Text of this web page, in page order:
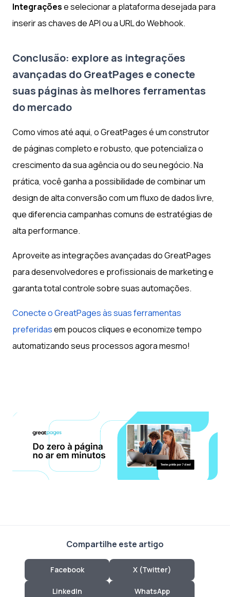
Integraçõese selecionar a plataforma desejada para
inserir as chaves de API ou a URL do Webhook.
Conclusão: explore as integrações
avançadas do GreatPages e conecte
suas páginas às melhores ferramentas
do mercado
Como vimos até aqui, o GreatPages é um construtor
de páginas completo e robusto, que potencializa o
crescimento da sua agência ou do seu negócio. Na
prática, você ganha a possibilidade de combinar um
design de alta conversão com um fluxo de dados livre,
que diferencia campanhas comuns de estratégias de
alta performance.
Aproveite as integrações avançadas do GreatPages
para desenvolvedores e profissionais de marketing e
garanta total controle sobre suas automações.
Conecte o GreatPages às suas ferramentas
preferidasem poucos cliques e economize tempo
automatizando seus processos agora mesmo!
Compartilhe este artigo
Facebook X (Twitter)
LinkedIn WhatsApp